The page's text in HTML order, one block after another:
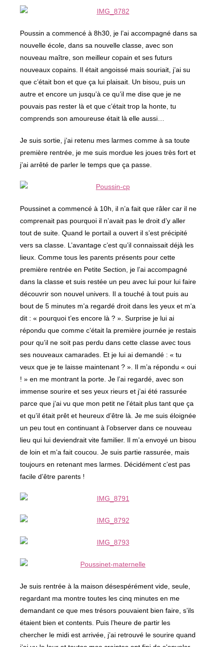
Poussin a commencé à 8h30, je l’ai accompagné dans sa
nouvelle école, dans sa nouvelle classe, avec son
nouveau maître, son meilleur copain et ses futurs
nouveaux copains. Il était angoissé mais souriait, j’ai su
que c’était bon et que ça lui plaisait. Un bisou, puis un
autre et encore un jusqu’à ce qu’il me dise que je ne
pouvais pas rester là et que c’était trop la honte, tu
comprends son amoureuse était là elle aussi…
Je suis sortie, j’ai retenu mes larmes comme à sa toute
première rentrée, je me suis mordue les joues très fort et
j’ai arrêté de parler le temps que ça passe.
Poussinet a commencé à 10h, il n’a fait que râler car il ne
comprenait pas pourquoi il n’avait pas le droit d’y aller
tout de suite. Quand le portail a ouvert il s’est précipité
vers sa classe. L’avantage c’est qu’il connaissait déjà les
lieux. Comme tous les parents présents pour cette
première rentrée en Petite Section, je l’ai accompagné
dans la classe et suis restée un peu avec lui pour lui faire
découvrir son nouvel univers. Il a touché à tout puis au
bout de 5 minutes m’a regardé droit dans les yeux et m’a
dit : « pourquoi t’es encore là ? ». Surprise je lui ai
répondu que comme c’était la première journée je restais
pour qu’il ne soit pas perdu dans cette classe avec tous
ses nouveaux camarades. Et je lui ai demandé : « tu
veux que je te laisse maintenant ? ». Il m’a répondu « oui
! » en me montrant la porte. Je l’ai regardé, avec son
immense sourire et ses yeux rieurs et j’ai été rassurée
parce que j’ai vu que mon petit ne l’était plus tant que ça
et qu’il était prêt et heureux d’être là. Je me suis éloignée
un peu tout en continuant à l’observer dans ce nouveau
lieu qui lui deviendrait vite familier. Il m’a envoyé un bisou
de loin et m’a fait coucou. Je suis partie rassurée, mais
toujours en retenant mes larmes. Décidément c’est pas
facile d’être parents !
Je suis rentrée à la maison désespérément vide, seule,
regardant ma montre toutes les cinq minutes en me
demandant ce que mes trésors pouvaient bien faire, s’ils
étaient bien et contents. Puis l’heure de partir les
chercher le midi est arrivée, j’ai retrouvé le sourire quand